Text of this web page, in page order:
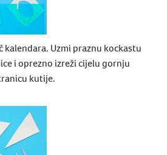
kalendara. Uzmi praznu kockastu
i oprezno izreži cijelu gornju
kutije.